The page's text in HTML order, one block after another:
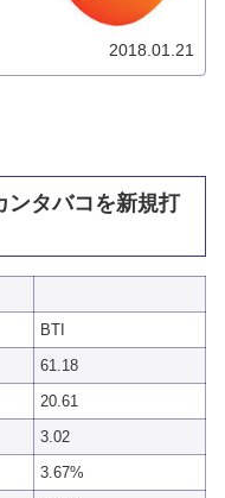
2018.01.21
ンタバコを新規打
BTI
61.18
20.61
3.02
3.67%